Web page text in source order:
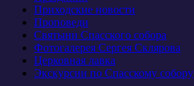
Приходские новости
Проповеди
Святыни Спасского собора
Фотогалерея Сергея Склярова
Церковная лавка
Экскурсии по Спасскому собору